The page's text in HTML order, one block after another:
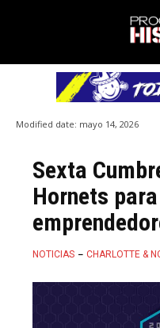
Modified date: mayo 14, 2026
Sexta
Hornets
NOTICIAS CHARLOTTE &